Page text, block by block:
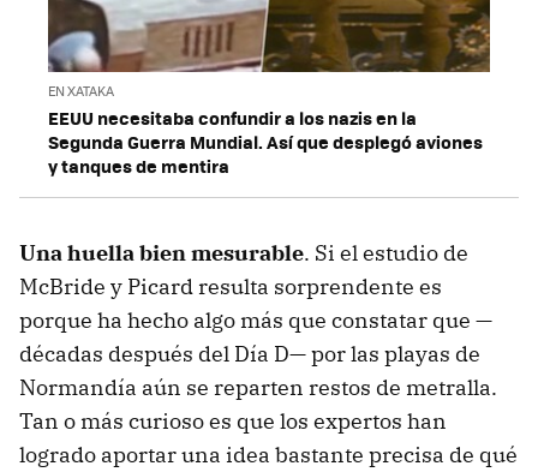
EN XATAKA
EEUU necesitaba confundir a los nazis en la
Segunda Guerra Mundial. Así que desplegó aviones
y tanques de mentira
Una huella bien mesurable. Si el estudio de
McBride y Picard resulta sorprendente es
porque ha hecho algo más que constatar que —
décadas después del Día D— por las playas de
Normandía aún se reparten restos de metralla.
Tan o más curioso es que los expertos han
logrado aportar una idea bastante precisa de qué